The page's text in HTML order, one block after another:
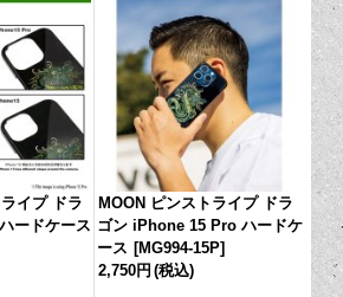
イプ ドラ
ードケース
MOON ピンストライプ ドラ
ゴン iPhone 15 Pro ハードケ
ース [MG994-15P]
2,750円 (税込)